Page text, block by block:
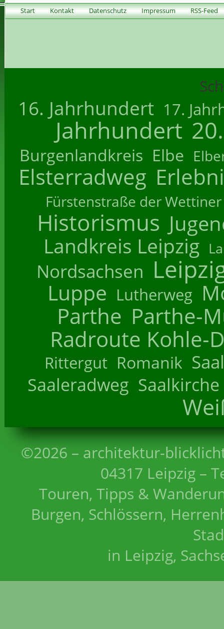
Start Kontakt Datenschutz Impressum RSS-Feed
16. Jahrhundert 17.
Jahrhundert
Burgenlandkreis Elbe
Elsterradweg
Fürstenstraße der Wettiner
Historismus
Landkreis Leipzig
Nordsachsen
Luppe Lutherweg
Parthe Parthe-
Radroute Kohle-
Rittergut Romanik
Saaleradweg Saalkirche
©2026 – architektur-
04317 Leipzig –
Touren, Tipps &
Burgen, Schlössern,
in Leipzig,